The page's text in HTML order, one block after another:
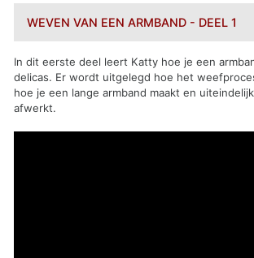
WEVEN VAN EEN ARMBAND - DEEL 1
In dit eerste deel leert Katty hoe je een
delicas. Er wordt uitgelegd hoe het
hoe je een lange armband maakt en
afwerkt.